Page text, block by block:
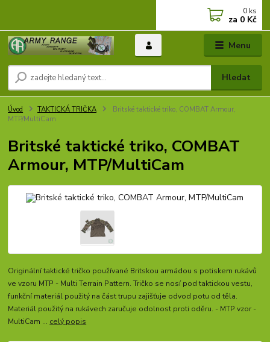
Menu
Hledat
0 ks
za 0 Kč
Úvod TAKTICKÁ TRIČKA
Britské taktické triko, COMBAT Armour,
MTP/MultiCam
Britské taktické triko, COMBAT
Armour, MTP/MultiCam
Originální taktické tričko používané Britskou armádou s potiskem rukávů
ve vzoru MTP - Multi Terrain Pattern. Tričko se nosí pod taktickou vestu,
funkční materiál použitý na část trupu zajišťuje odvod potu od těla.
Materiál použitý na rukávech zaručuje odolnost proti oděru. - MTP vzor -
MultiCam ... celý popis